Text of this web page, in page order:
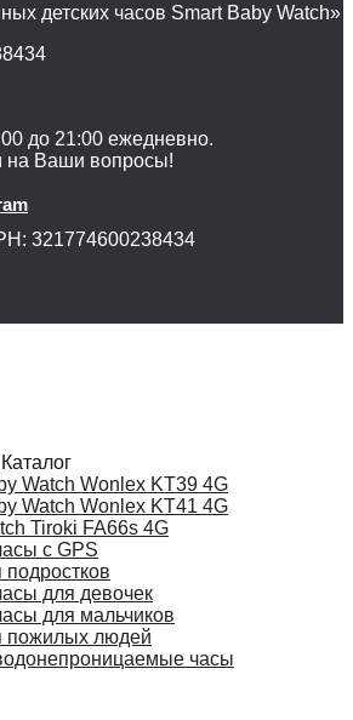
детских часов Smart Baby Watch»
до 21:00 ежедневно.
на Ваши вопросы!
321774600238434
Каталог
Watch Wonlex KT39 4G
Watch Wonlex KT41 4G
Tiroki FA66s 4G
с GPS
для девочек
для мальчиков
пожилых людей
часы